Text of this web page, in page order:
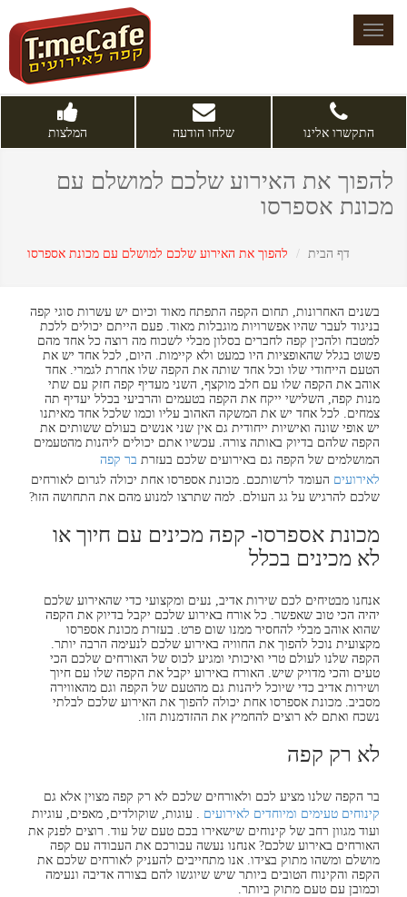
Toggle
navigation
התקשרו אלינו שלחו הודעה המלצות
להפוך את האירוע שלכם למושלם עם
מכונת אספרסו
דף הבית להפוך את האירוע שלכם למושלם עם מכונת אספרסו
בשנים האחרונות, תחום הקפה התפתח מאוד וכיום יש עשרות סוגי קפה
בניגוד לעבר שהיו אפשרויות מוגבלות מאוד. פעם הייתם יכולים ללכת
למטבח ולהכין קפה לחברים בסלון מבלי לשכוח מה רוצה כל אחד מהם
פשוט בגלל שהאופציות היו כמעט ולא קיימות. היום, לכל אחד יש את
הטעם הייחודי שלו וכל אחד שותה את הקפה שלו אחרת לגמרי. אחד
אוהב את הקפה שלו עם חלב מוקצף, השני מעדיף קפה חזק עם שתי
מנות קפה, השלישי ייקח את הקפה בטעמים והרביעי בכלל יעדיף תה
צמחים. לכל אחד יש את המשקה האהוב עליו וכמו שלכל אחד מאיתנו
יש אופי שונה ואישיות ייחודית גם אין שני אנשים בעולם ששותים את
הקפה שלהם בדיוק באותה צורה. עכשיו אתם יכולים ליהנות מהטעמים
המושלמים של הקפה גם באירועים שלכם בעזרת בר קפה
לאירועים העומד לרשותכם. מכונת אספרסו אחת יכולה לגרום לאורחים
שלכם להרגיש על גג העולם. למה שתרצו למנוע מהם את התחושה הזו?
מכונת אספרסו- קפה מכינים עם חיוך או
לא מכינים בכלל
אנחנו מבטיחים לכם שירות אדיב, נעים ומקצועי כדי שהאירוע שלכם
יהיה הכי טוב שאפשר. כל אורח באירוע שלכם יקבל בדיוק את הקפה
שהוא אוהב מבלי להחסיר ממנו שום פרט. בעזרת מכונת אספרסו
מקצועית נוכל להפוך את החוויה באירוע שלכם לנעימה הרבה יותר.
הקפה שלנו לעולם טרי ואיכותי ומגיע לכוס של האורחים שלכם הכי
טעים והכי מדויק שיש. האורח באירוע יקבל את הקפה שלו עם חיוך
ושירות אדיב כדי שיוכל ליהנות גם מהטעם של הקפה וגם מהאווירה
מסביב. מכונת אספרסו אחת יכולה להפוך את האירוע שלכם לבלתי
נשכח ואתם לא רוצים להחמיץ את ההזדמנות הזו.
לא רק קפה
בר הקפה שלנו מציע לכם ולאורחים שלכם לא רק קפה מצוין אלא גם
קינוחים טעימים ומיוחדים לאירועים . עוגות, שוקולדים, מאפים, עוגיות
ועוד מגוון רחב של קינוחים שישאירו בכם טעם של עוד. רוצים לפנק את
האורחים באירוע שלכם? אנחנו נעשה עבורכם את העבודה עם קפה
מושלם ומשהו מתוק בצידו. אנו מתחייבים להעניק לאורחים שלכם את
הקפה והקינוח הטובים ביותר שיש שיוגשו להם בצורה אדיבה ונעימה
וכמובן עם טעם מתוק ביותר.